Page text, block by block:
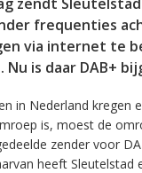
frequenties
via internet te
is daar DAB+
in Nederland kregen
is, moest de
zender voor
heeft Sleutelstad